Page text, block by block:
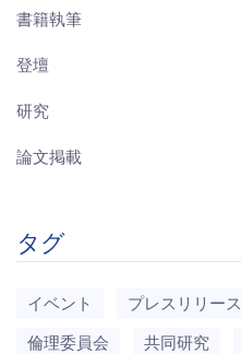
書籍執筆
登壇
研究
論文掲載
タグ
イベント プレスリリース
倫理委員会
共同研究